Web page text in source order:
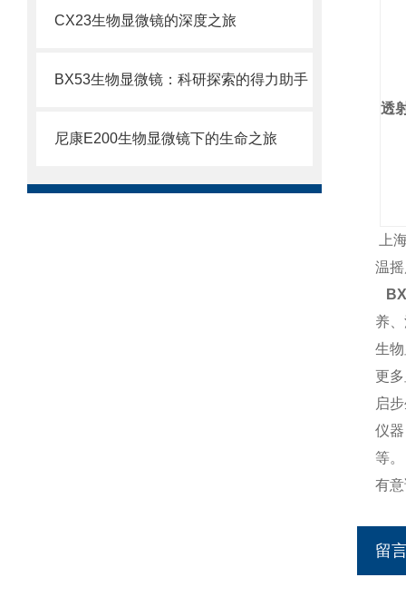
CX23生物显微镜的深度之旅
BX53生物显微镜：科研探索的得力助手
尼康E200生物显微镜下的生命之旅
透
上
温
养
生
更
启
仪
等。
有
留